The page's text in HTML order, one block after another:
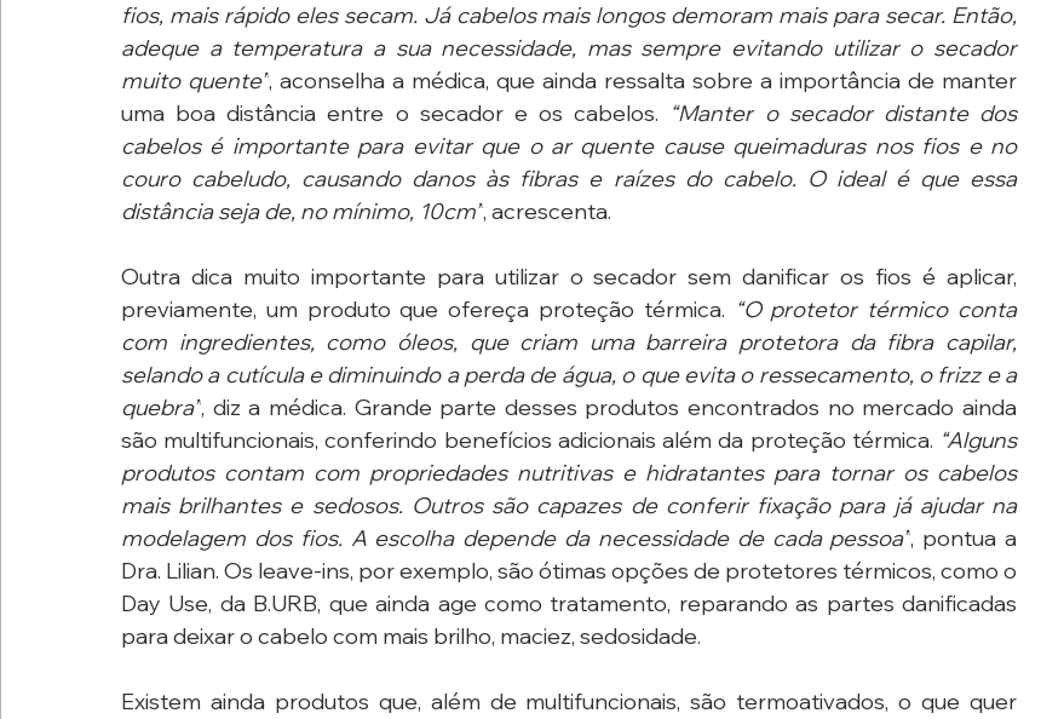
fios, mais rápido eles secam. Já cabelos mais longos demoram mais para secar. Então,
adeque a temperatura a sua necessidade, mas sempre evitando utilizar o secador
muito quente”, aconselha a médica, que ainda ressalta sobre a importância de manter
uma boa distância entre o secador e os cabelos. “Manter o secador distante dos
cabelos é importante para evitar que o ar quente cause queimaduras nos fios e no
couro cabeludo, causando danos às fibras e raízes do cabelo. O ideal é que essa
distância seja de, no mínimo, 10cm”, acrescenta.
Outra dica muito importante para utilizar o secador sem danificar os fios é aplicar,
previamente, um produto que ofereça proteção térmica. “O protetor térmico conta
com ingredientes, como óleos, que criam uma barreira protetora da fibra capilar,
selando a cutícula e diminuindo a perda de água, o que evita o ressecamento, o frizz e a
quebra”, diz a médica. Grande parte desses produtos encontrados no mercado ainda
são multifuncionais, conferindo benefícios adicionais além da proteção térmica. “Alguns
produtos contam com propriedades nutritivas e hidratantes para tornar os cabelos
mais brilhantes e sedosos. Outros são capazes de conferir fixação para já ajudar na
modelagem dos fios. A escolha depende da necessidade de cada pessoa”, pontua a
Dra. Lilian. Os leave-ins, por exemplo, são ótimas opções de protetores térmicos, como o
Day Use, da B.URB, que ainda age como tratamento, reparando as partes danificadas
para deixar o cabelo com mais brilho, maciez, sedosidade.
Existem ainda produtos que, além de multifuncionais, são termoativados, o que quer